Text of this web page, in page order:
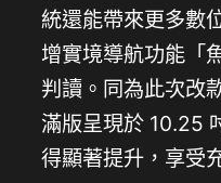
統還能帶來更多數
增實境導航功能「
判讀。同為此次改
滿版呈現於 10.25
得顯著提升，享受